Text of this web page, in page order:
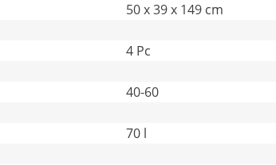
50 x 39 x 149 cm
4 Pc
40-60
70 l